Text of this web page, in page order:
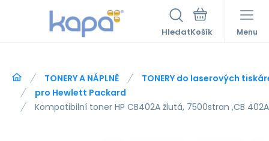
Hledat Menu
TONERY A NÁPLNĚ
TONERY do laserových
pro Hewlett Packard
Kompatibilní toner HP CB402A žlutá, 7500stran ,CB